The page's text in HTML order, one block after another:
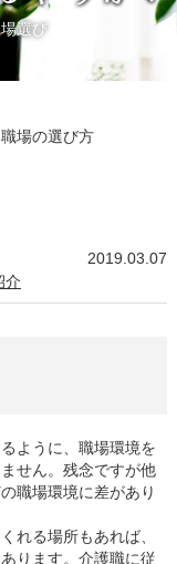
選び
場の選び方
2019.03.07
介
ように、職場環境を
せん。残念ですが他
職場環境に差があり
れる場所もあれば、
ります。介護職に従